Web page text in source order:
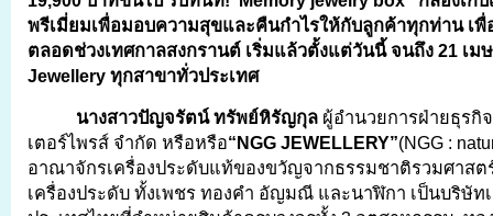
พรีเมี่ยมเพื่อมอบความสุขและคืนกำไรให้กับลูกค้าทุกท่าน เ
ตลอดช่วงเทศกาลสงกรานต์ เริ่มแล้วตั้งแต่วันนี้ จนถึง 21 เ
Jewellery ทุกสาขาทั่วประเทศ
นางสาวปัญจรัตน์ ทรัพย์หิรัญกุล ผู้อำนวยการฝ่ายธุรกิ
เตอร์ไพรส์ จำกัด หรือหรือ“NGG JEWELLERY”(NGG :
อาณาจักรเครื่องประดับแท้ของขวัญจากธรรมชาติรวมศาสต
เครื่องประดับ ทั้งเพชร ทองคำ อัญมณี และนาฬิกา เป็นบริษัท